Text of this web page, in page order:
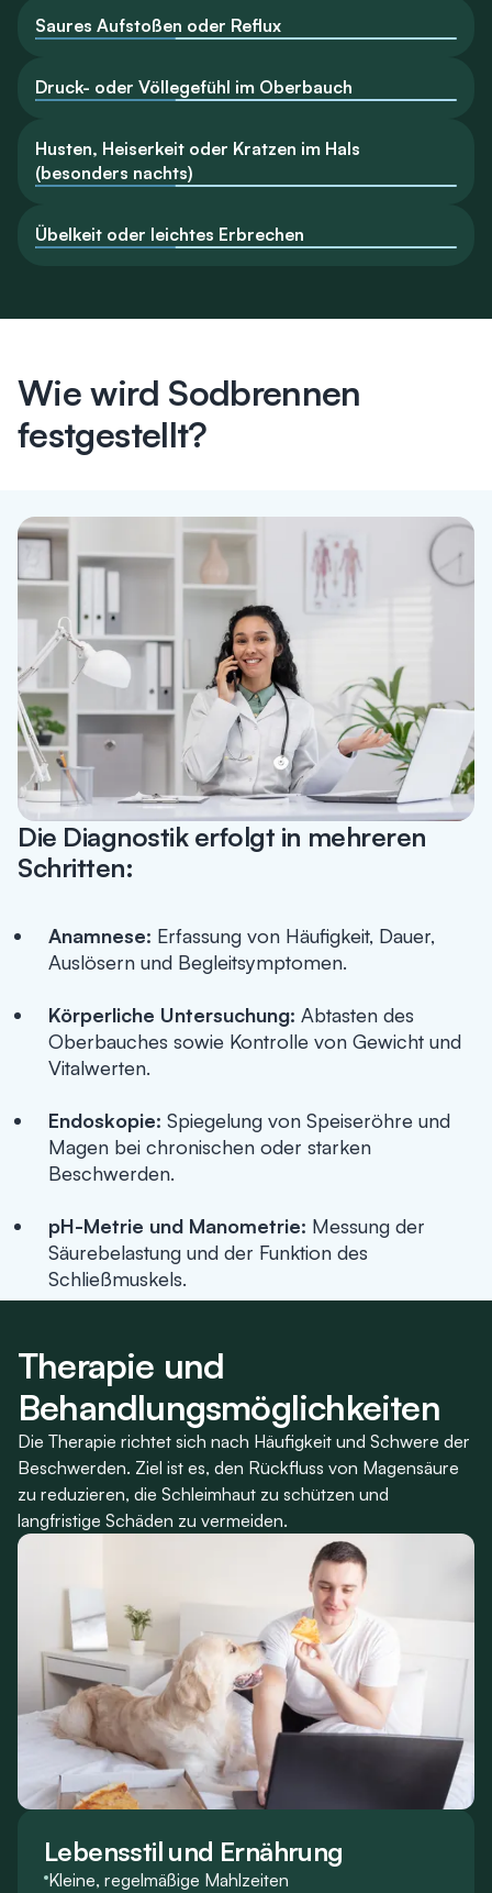
Saures Aufstoßen oder Reflux
Druck- oder Völlegefühl im Oberbauch
Husten, Heiserkeit oder Kratzen im Hals
(besonders nachts)
Übelkeit oder leichtes Erbrechen
Wie wird Sodbrennen
festgestellt?
Die Diagnostik erfolgt in mehreren
Schritten:
Anamnese: Erfassung von Häufigkeit, Dauer,
Auslösern und Begleitsymptomen.
Körperliche Untersuchung: Abtasten des
Oberbauches sowie Kontrolle von Gewicht und
Vitalwerten.
Endoskopie: Spiegelung von Speiseröhre und
Magen bei chronischen oder starken
Beschwerden.
pH-Metrie und Manometrie: Messung der
Säurebelastung und der Funktion des
Schließmuskels.
Therapie und
Behandlungsmöglichkeiten
Die Therapie richtet sich nach Häufigkeit und Schwere der
Beschwerden. Ziel ist es, den Rückfluss von Magensäure
zu reduzieren, die Schleimhaut zu schützen und
langfristige Schäden zu vermeiden.
Lebensstil und Ernährung
Kleine, regelmäßige Mahlzeiten